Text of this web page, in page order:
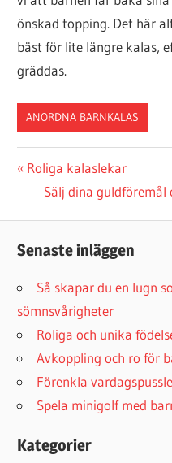
önskad topping. Det här
bäst för lite längre kalas,
gräddas.
ANORDNA BARNKALAS
Previous
Post:
Roliga kalaslekar
Next
Sälj dina guldföremål
Senaste inläggen
Så skapar du en lugn
sömnsvårigheter
Roliga och unika
Avkoppling och ro för
Förenkla
Spela minigolf med
Kategorier